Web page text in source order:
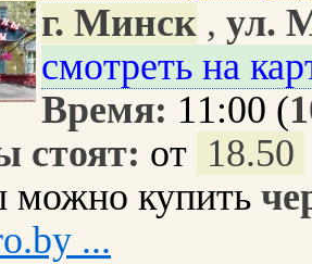
г. Минск , ул.
смотреть на
Время:
11:00 (
стоят: от 18.50
можно купить
...